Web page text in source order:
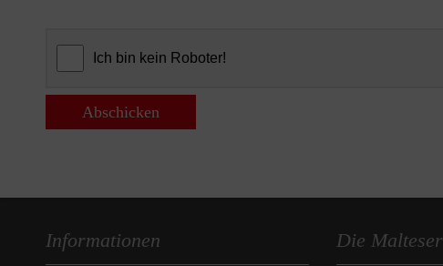
Abschicken
Informationen Die Malteser